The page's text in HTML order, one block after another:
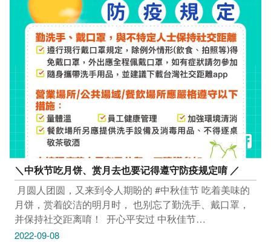
＼中秋节吃月饼、赏月去也要记得遵守防疫规定唷 ／​
​ 月圆人团圆，又来到令人期盼的 #中秋佳节​ 吃着美味的
月饼，赏着皎洁的明月时，​ 也别忘了勤洗手、戴口罩，​
并保持社交距离唷！​ ​ 开心平安过 中秋佳节​
_____________​ #安心旅游首选台中​ #勤洗手 #戴口罩
2022-09-08